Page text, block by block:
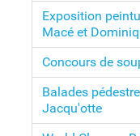
Exposition
Macé et
Concours de
Balades
Jacqu'otte